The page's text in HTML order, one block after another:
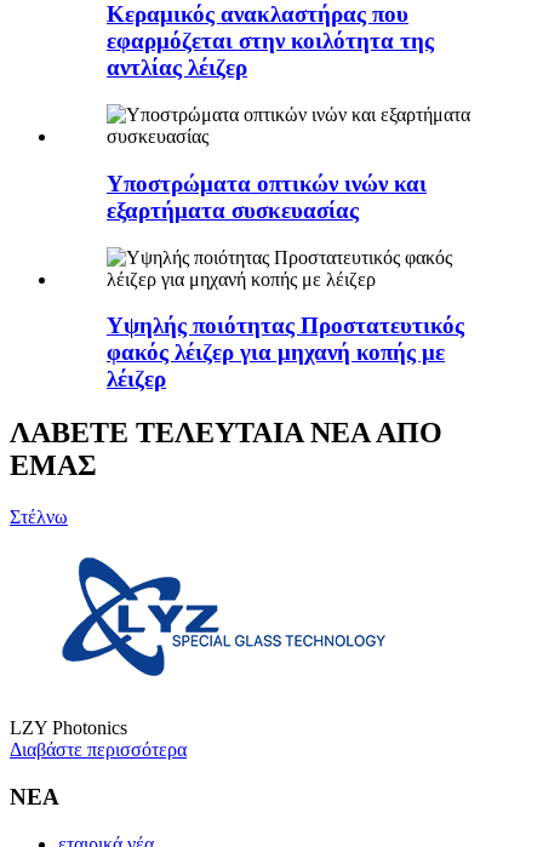
Κεραμικός ανακλαστήρας που
εφαρμόζεται στην κοιλότητα της
αντλίας λέιζερ
Υποστρώματα οπτικών ινών και
εξαρτήματα συσκευασίας
Υψηλής ποιότητας Προστατευτικός
φακός λέιζερ για μηχανή κοπής με
λέιζερ
ΛΑΒΕΤΕ ΤΕΛΕΥΤΑΙΑ ΝΕΑ ΑΠΟ
ΕΜΑΣ
Στέλνω
LZY Photonics
Διαβάστε περισσότερα
ΝΕΑ